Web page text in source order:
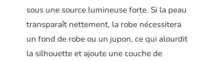
sous une source lumineuse forte. Si la peau
transparaît nettement, la robe nécessitera
un fond de robe ou un jupon, ce qui alourdit
la silhouette et ajoute une couche de